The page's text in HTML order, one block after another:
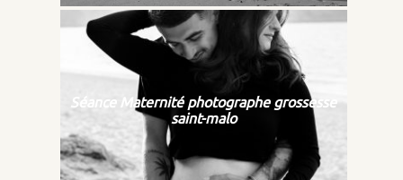
Séance Maternité photographe grossesse
saint-malo